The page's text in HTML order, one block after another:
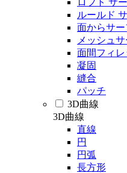
ロフト サ
ルールド
面からサ
メッシュ
面間フィレ
凝固
縫合
パッチ
3D曲線
3D曲線
直線
円
円弧
長方形